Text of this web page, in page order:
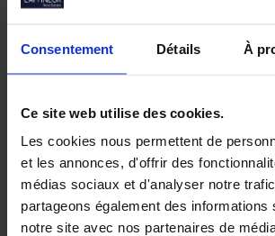
Consentement Détails À
Ce site web utilise des cookies.
Les cookies nous permettent de
et les annonces, d'offrir des
médias sociaux et d'analyser notre
partageons également des informations
notre site avec nos partenaires de
536 m²